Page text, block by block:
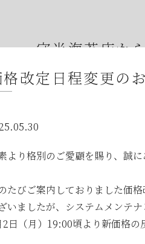
守半海苔店か
2026年07月23日
夏
2026年07月01日
2026年06月05日
2026
2026年06月03日
JR大
格改定日程変更の
より格別のご愛顧を賜り、誠に
たびご案内しておりました価
いましたが、システムメンテナ
2日（月）19:00頃より新価格の